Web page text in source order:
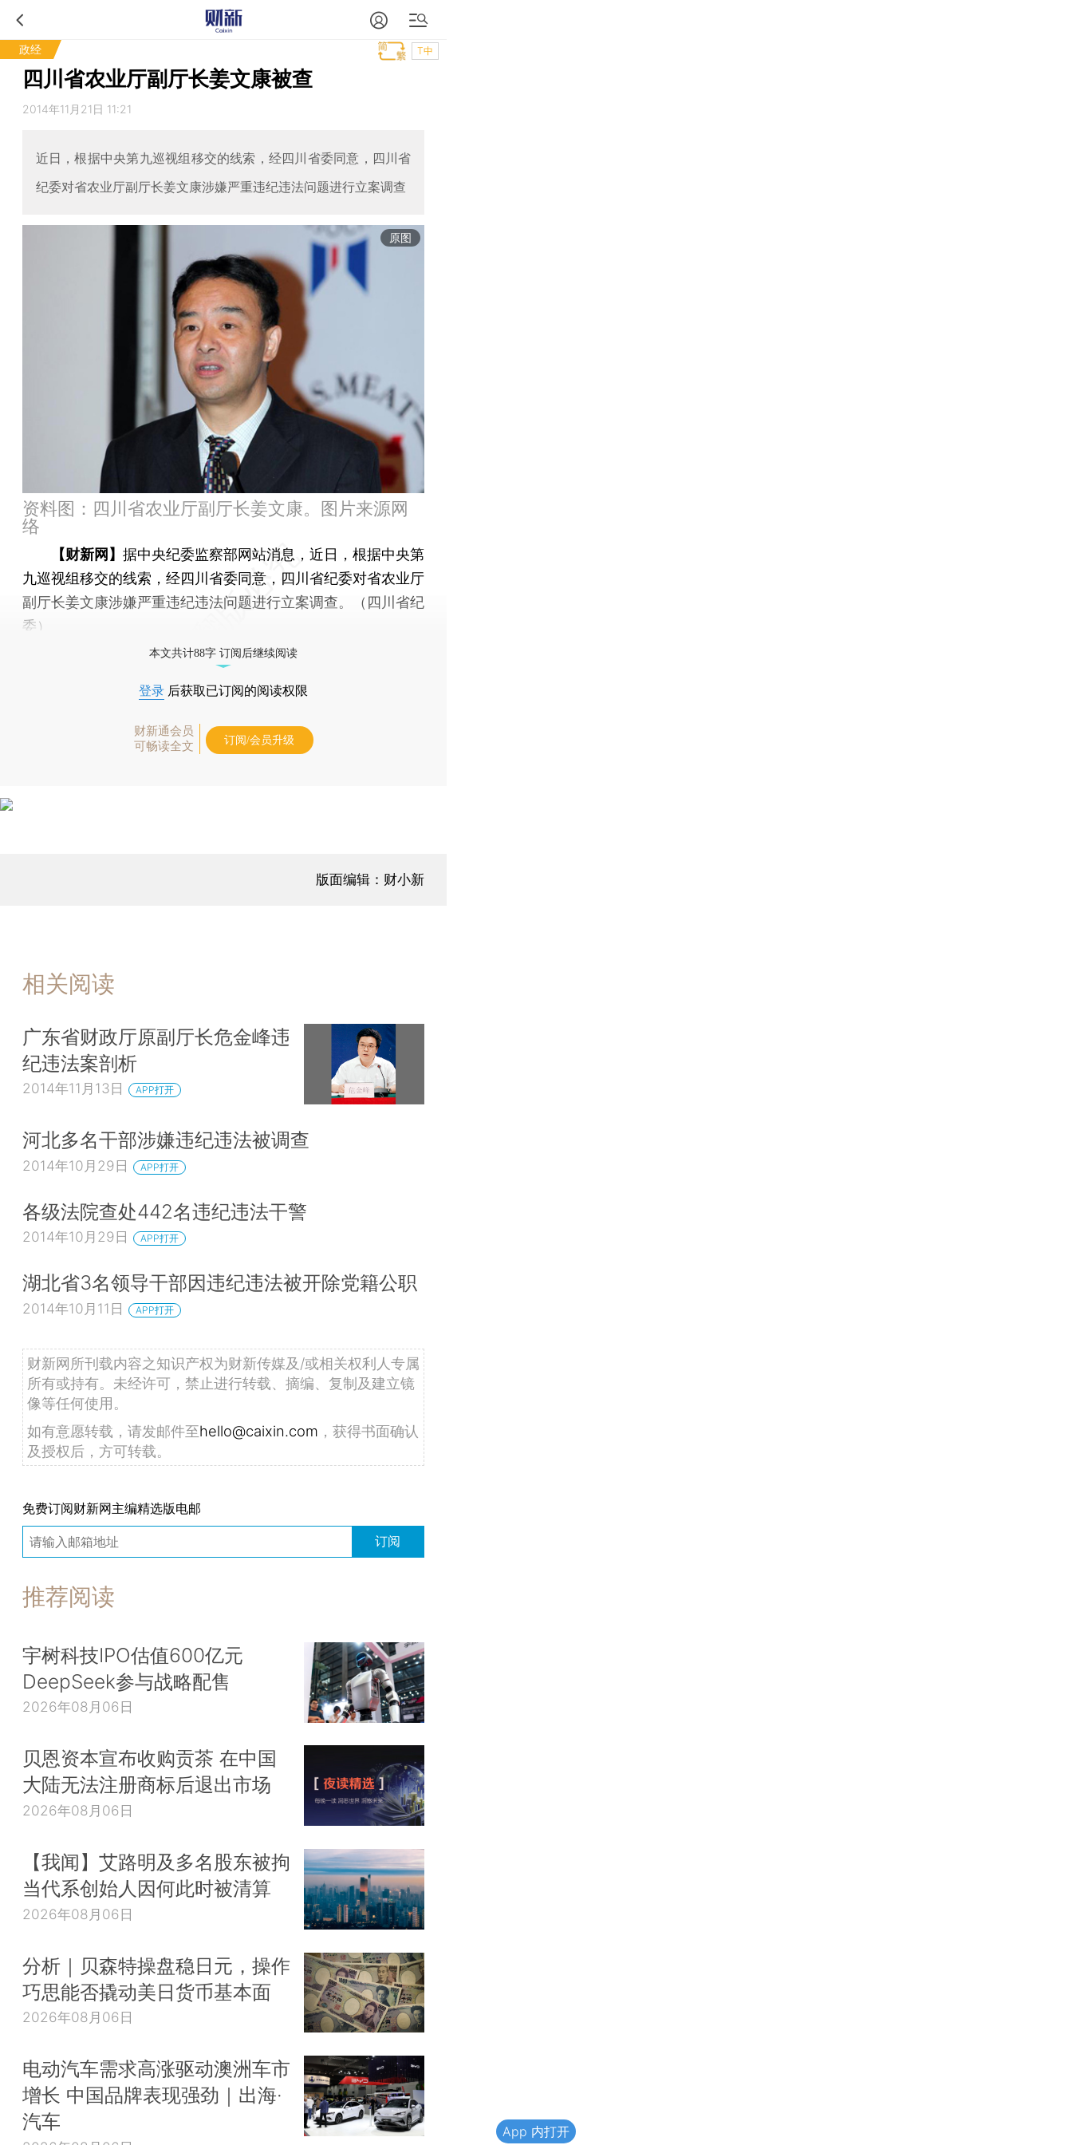
政经 T中
四川省农业厅副厅长姜文康被查
2014年11月21日 11:21
近日，根据中央第九巡视组移交的线索，经四川省委同意，四川省
纪委对省农业厅副厅长姜文康涉嫌严重违纪违法问题进行立案调查
原图
资料图：四川省农业厅副厅长姜文康。图片来源网
络
【财新网】 据中央纪委监察部网站消息，近日，根据中央第
九巡视组移交的线索，经四川省委同意，四川省纪委对省农业厅
副厅长姜文康涉嫌严重违纪违法问题进行立案调查。（四川省纪
委）
本文共计88字 订阅后继续阅读
登录 后获取已订阅的阅读权限
财新通会员
可畅读全文
订阅/会员升级
版面编辑：财小新
相关阅读
广东省财政厅原副厅长危金峰违
纪违法案剖析
2014年11月13日 APP打开
河北多名干部涉嫌违纪违法被调查
2014年10月29日 APP打开
各级法院查处442名违纪违法干警
2014年10月29日 APP打开
湖北省3名领导干部因违纪违法被开除党籍公职
2014年10月11日 APP打开
财新网所刊载内容之知识产权为财新传媒及/或相关权利人专属
所有或持有。未经许可，禁止进行转载、摘编、复制及建立镜
像等任何使用。
如有意愿转载，请发邮件至hello@caixin.com ，获得书面确认
及授权后，方可转载。
免费订阅财新网主编精选版电邮
订阅
推荐阅读
宇树科技IPO估值600亿元
DeepSeek参与战略配售
2026年08月06日
贝恩资本宣布收购贡茶 在中国
大陆无法注册商标后退出市场
2026年08月06日
【我闻】艾路明及多名股东被拘
当代系创始人因何此时被清算
2026年08月06日
分析｜贝森特操盘稳日元，操作
巧思能否撬动美日货币基本面
2026年08月06日
电动汽车需求高涨驱动澳洲车市
增长 中国品牌表现强劲｜出海·
汽车
App 内打开